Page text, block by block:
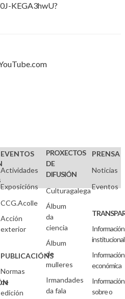
KEGA3hwU?
EVENTOS
Actividades
Exposicións
CCG.Acolle
Acción
exterior
PUBLICACIÓNS
Normas
de
edición
PROXECTOS
DE
DIFUSIÓN
Culturagalega
Álbum
da
ciencia
Álbum
de
mulleres
Irmandades
da fala
PRENSA
Noticias
Eventos
Información
institucional
Información
económica
Información
sobre o